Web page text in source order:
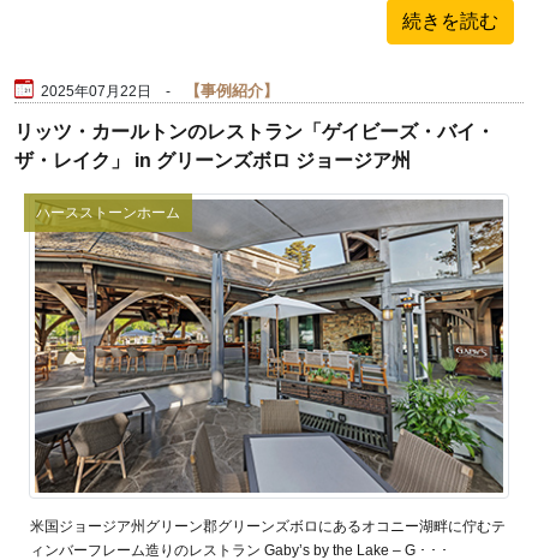
続きを読む
2025年07月22日 - 事例紹介
リッツ・カールトンのレストラン「ゲイビーズ・バイ・
ザ・レイク」 in グリーンズボロ ジョージア州
ハースストーンホーム
米国ジョージア州グリーン郡グリーンズボロにあるオコニー湖畔に佇むテ
ィンバーフレーム造りのレストラン Gaby’s by the Lake – G ･ ･ ･